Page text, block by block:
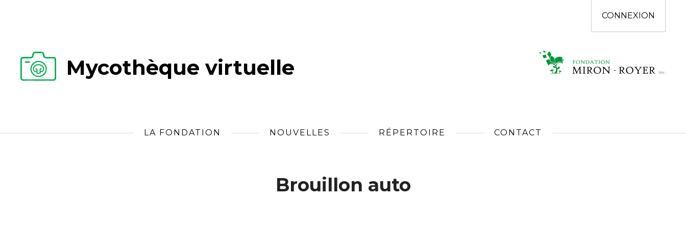
CONNEXION
Mycothèque virtuelle
LA FONDATION NOUVELLES RÉPERTOIRE CONTACT
Brouillon auto